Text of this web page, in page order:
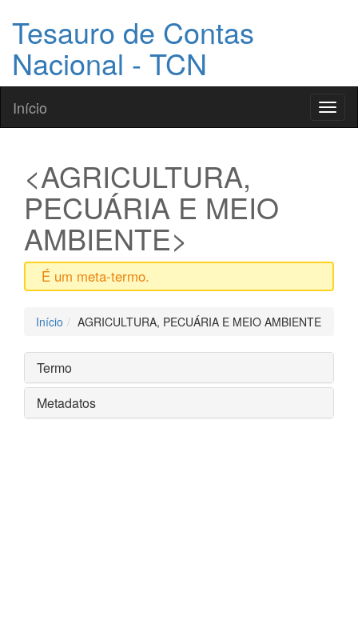
Tesauro de Contas
Nacional - TCN
Início
AGRICULTURA,
PECUÁRIA E MEIO
AMBIENTE
É um meta-termo.
Início AGRICULTURA, PECUÁRIA E MEIO AMBIENTE
Termo
Metadatos